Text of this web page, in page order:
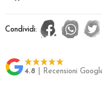
Condividi:
4.8 | Recensioni